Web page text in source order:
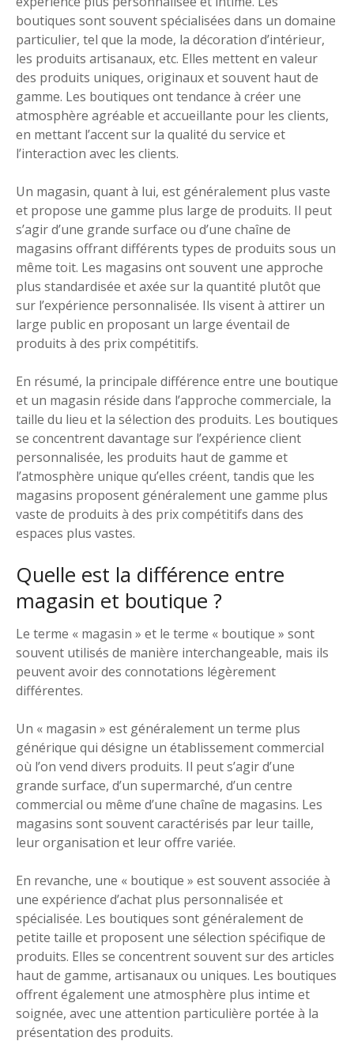
boutiques sont souvent spécialisées dans un domaine
particulier, tel que la mode, la décoration d’intérieur,
les produits artisanaux, etc. Elles mettent en valeur
des produits uniques, originaux et souvent haut de
gamme. Les boutiques ont tendance à créer une
atmosphère agréable et accueillante pour les clients,
en mettant l’accent sur la qualité du service et
l’interaction avec les clients.
Un magasin, quant à lui, est généralement plus vaste
et propose une gamme plus large de produits. Il peut
s’agir d’une grande surface ou d’une chaîne de
magasins offrant différents types de produits sous un
même toit. Les magasins ont souvent une approche
plus standardisée et axée sur la quantité plutôt que
sur l’expérience personnalisée. Ils visent à attirer un
large public en proposant un large éventail de
produits à des prix compétitifs.
En résumé, la principale différence entre une boutique
et un magasin réside dans l’approche commerciale, la
taille du lieu et la sélection des produits. Les boutiques
se concentrent davantage sur l’expérience client
personnalisée, les produits haut de gamme et
l’atmosphère unique qu’elles créent, tandis que les
magasins proposent généralement une gamme plus
vaste de produits à des prix compétitifs dans des
espaces plus vastes.
Quelle est la différence entre
magasin et boutique ?
Le terme « magasin » et le terme « boutique » sont
souvent utilisés de manière interchangeable, mais ils
peuvent avoir des connotations légèrement
différentes.
Un « magasin » est généralement un terme plus
générique qui désigne un établissement commercial
où l’on vend divers produits. Il peut s’agir d’une
grande surface, d’un supermarché, d’un centre
commercial ou même d’une chaîne de magasins. Les
magasins sont souvent caractérisés par leur taille,
leur organisation et leur offre variée.
En revanche, une « boutique » est souvent associée à
une expérience d’achat plus personnalisée et
spécialisée. Les boutiques sont généralement de
petite taille et proposent une sélection spécifique de
produits. Elles se concentrent souvent sur des articles
haut de gamme, artisanaux ou uniques. Les boutiques
offrent également une atmosphère plus intime et
soignée, avec une attention particulière portée à la
présentation des produits.